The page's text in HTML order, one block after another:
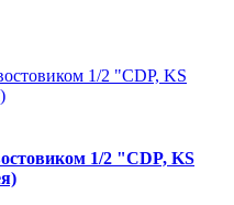
1/2 "CDP, KS